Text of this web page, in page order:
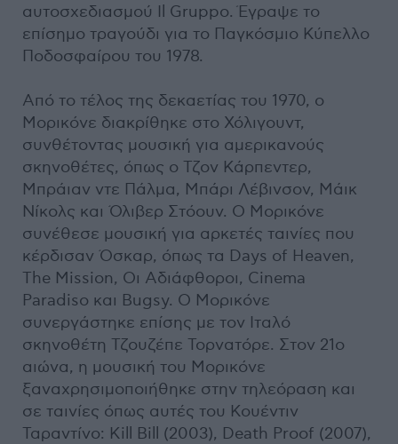
αυτοσχεδιασμού Il Gruppo. Έγραψε το
επίσημο τραγούδι για το Παγκόσμιο Κύπελλο
Ποδοσφαίρου του 1978.
Από το τέλος της δεκαετίας του 1970, ο
Μορικόνε διακρίθηκε στο Χόλιγουντ,
συνθέτοντας μουσική για αμερικανούς
σκηνοθέτες, όπως ο Τζον Κάρπεντερ,
Μπράιαν ντε Πάλμα, Μπάρι Λέβινσον, Μάικ
Νίκολς και Όλιβερ Στόουν. Ο Μορικόνε
συνέθεσε μουσική για αρκετές ταινίες που
κέρδισαν Όσκαρ, όπως τα Days of Heaven,
The Mission, Οι Αδιάφθοροι, Cinema
Paradiso και Bugsy. Ο Μορικόνε
συνεργάστηκε επίσης με τον Ιταλό
σκηνοθέτη Τζουζέπε Τορνατόρε. Στον 21ο
αιώνα, η μουσική του Μορικόνε
ξαναχρησιμοποιήθηκε στην τηλεόραση και
σε ταινίες όπως αυτές του Κουέντιν
Ταραντίνο: Kill Bill (2003), Death Proof (2007),